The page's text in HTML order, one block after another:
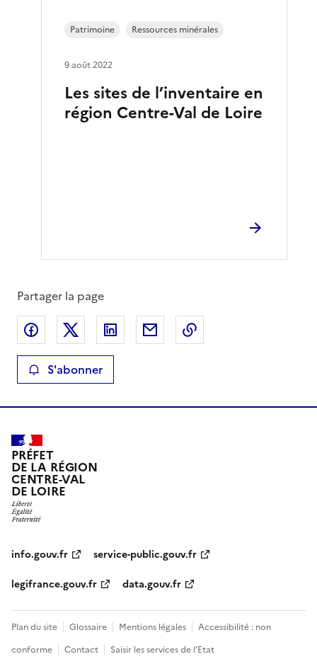
Les sites de l’inventaire en
région Centre-Val de Loire
Patrimoine Ressources minérales
9 août 2022
Partager la page
Partager sur Facebook
Partager sur XPartager sur LinkedIn
Partager par email
S'abonner
PRÉFET
DE LA RÉGION
CENTRE-VAL
DE LOIRE
info.gouv.fr
service-public.gouv.fr
legifrance.gouv.fr
data.gouv.fr
Plan du site Glossaire Mentions légales
Accessibilité : non
conforme
Contact Saisir les services de l’Etat